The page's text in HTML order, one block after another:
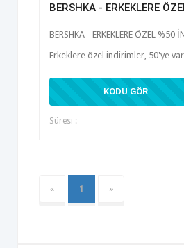
BERSHKA - ERKEKLERE
BERSHKA - ERKEKLERE ÖZEL %50
Erkeklere özel indirimler, 50'ye
kd3679vk
KODU GÖR
Süresi :
« 1 »